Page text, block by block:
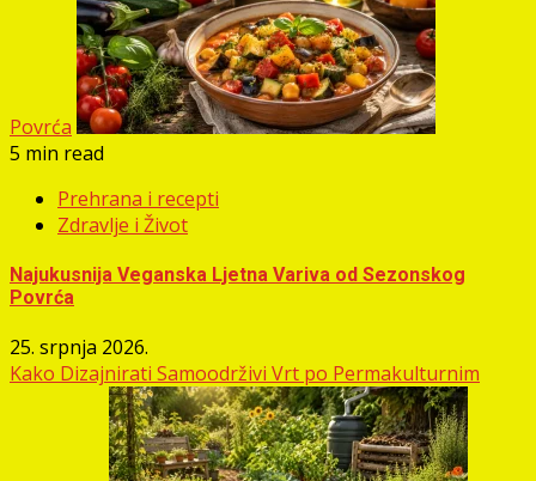
Povrća
5 min read
Prehrana i recepti
Zdravlje i Život
Najukusnija Veganska Ljetna Variva od Sezonskog
Povrća
25. srpnja 2026.
Kako Dizajnirati Samoodrživi Vrt po Permakulturnim